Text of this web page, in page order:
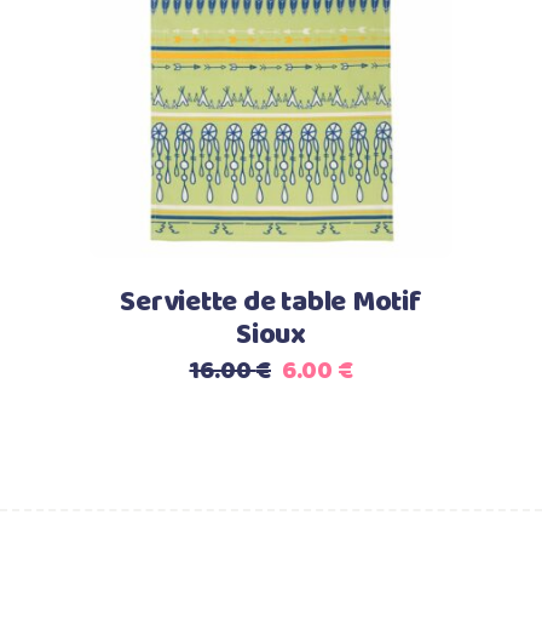
Ajouter au panier
Serviette de table Motif
Sioux
16.00€ Le
6.00€Le